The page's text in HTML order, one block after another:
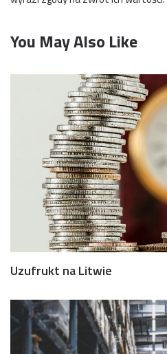
You May Also Like
Uzufrukt na Litwie